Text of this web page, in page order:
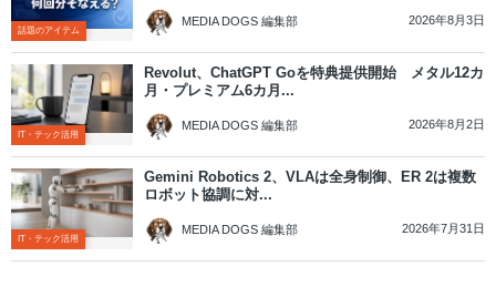
話題のアイテム
MEDIA DOGS 編集部 2026年8月3日
IT・テック活用
Revolut、ChatGPT Goを特典提供開始 メタル12カ
月・プレミアム6カ月...
MEDIA DOGS 編集部 2026年8月2日
IT・テック活用
Gemini Robotics 2、VLAは全身制御、ER 2は複数
ロボット協調に対...
MEDIA DOGS 編集部 2026年7月31日